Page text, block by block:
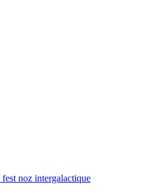
noz intergalactique